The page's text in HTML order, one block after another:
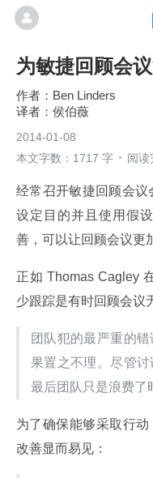
为敏捷回顾会
Ben Linders
侯伯薇
2014-01-08
本文字数：1717 字
阅读
经常召开敏捷回顾会议
设定目的并且使用假
善，可以让回顾会议更
正如 Thomas Cagley
少跟踪是有时回顾会议
团队犯的最严重的
果置之不理。尽管
最后团队只是浪费了
为了确保能够采取行
改善显而易见：